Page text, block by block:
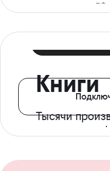
ограничений*
Книги
Тысячи
с доступом